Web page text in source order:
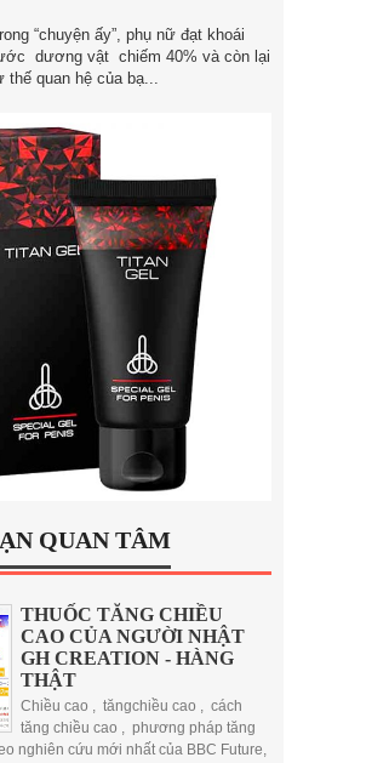
“chuyện ấy”, phụ nữ đạt khoái
dương vật chiếm 40% và còn lại
quan hệ của bạ...
QUAN TÂM
THUỐC TĂNG CHIỀU
CAO CỦA NGƯỜI NHẬT
GH CREATION - HÀNG
THẬT
Chiều cao , tăngchiều cao , cách
tăng chiều cao , phương pháp tăng
nghiên cứu mới nhất của BBC Future,